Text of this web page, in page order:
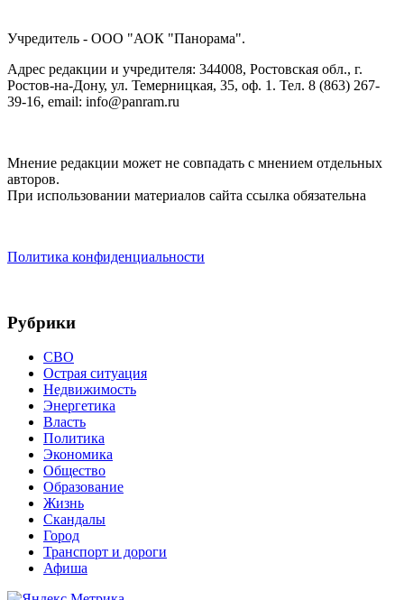
Учредитель - ООО "АОК "Панорама".
Адрес редакции и учредителя: 344008, Ростовская обл., г.
Ростов-на-Дону, ул. Темерницкая, 35, оф. 1. Тел. 8 (863) 267-
39-16, email: info@panram.ru
Мнение редакции может не совпадать с мнением отдельных
авторов.
При использовании материалов сайта ссылка обязательна
Политика конфиденциальности
Рубрики
СВО
Острая ситуация
Недвижимость
Энергетика
Власть
Политика
Экономика
Общество
Образование
Жизнь
Скандалы
Город
Транспорт и дороги
Афиша